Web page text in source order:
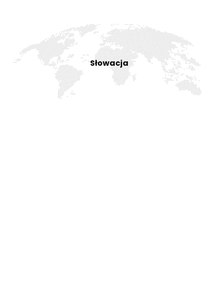
Słowacja